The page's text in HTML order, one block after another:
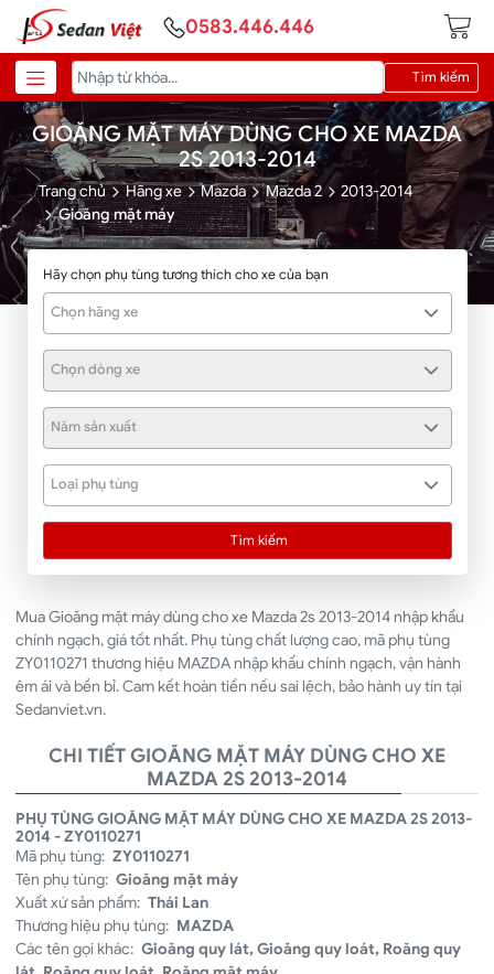
0583.446.446
Tìm kiếm
GIOĂNG MẶT MÁY DÙNG CHO XE MAZDA
2S 2013-2014
Trang chủ Hãng xe Mazda Mazda 2
2013-2014
Gioăng mặt máy
Hãy chọn phụ tùng tương thích cho xe của bạn
Chọn hãng xe
Chọn dòng xe
Năm sản xuất
Loại phụ tùng
Tìm kiếm
Mua Gioăng mặt máy dùng cho xe Mazda 2s 2013-2014 nhập khẩu
chính ngạch, giá tốt nhất. Phụ tùng chất lượng cao, mã phụ tùng
ZY0110271 thương hiệu MAZDA nhập khẩu chính ngạch, vận hành
êm ái và bền bỉ. Cam kết hoàn tiền nếu sai lệch, bảo hành uy tín tại
Sedanviet.vn.
CHI TIẾT GIOĂNG MẶT MÁY DÙNG CHO XE
MAZDA 2S 2013-2014
PHỤ TÙNG GIOĂNG MẶT MÁY DÙNG CHO XE MAZDA 2S 2013-
2014 - ZY0110271
Mã phụ tùng: ZY0110271
Tên phụ tùng: Gioăng mặt máy
Xuất xứ sản phẩm: Thái Lan
Thương hiệu phụ tùng: MAZDA
Các tên gọi khác: Gioăng quy lát, Gioăng quy loát, Roăng quy